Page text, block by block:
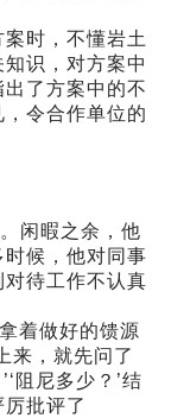
时，不懂岩土
识，对方案中
了方案中的不
令合作单位的
闲暇之余，他
候，他对同事
待工作不认真
着做好的馈源
来，就先问了
阻尼多少？’结
批评了